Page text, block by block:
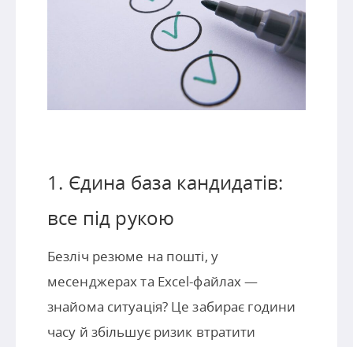
1. Єдина база кандидатів:
все під рукою
Безліч резюме на пошті, у
месенджерах та Excel-файлах —
знайома ситуація? Це забирає години
часу й збільшує ризик втратити